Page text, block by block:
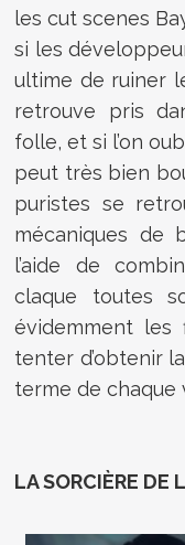
les cut scenes
si les
ultime de ruiner
retrouve pris
folle, et si l’on
peut très bien
puristes se
mécaniques de
l’aide de
claque toutes
évidemment
tenter d’obtenir
terme de chaque
LA SORCIÈRE DE